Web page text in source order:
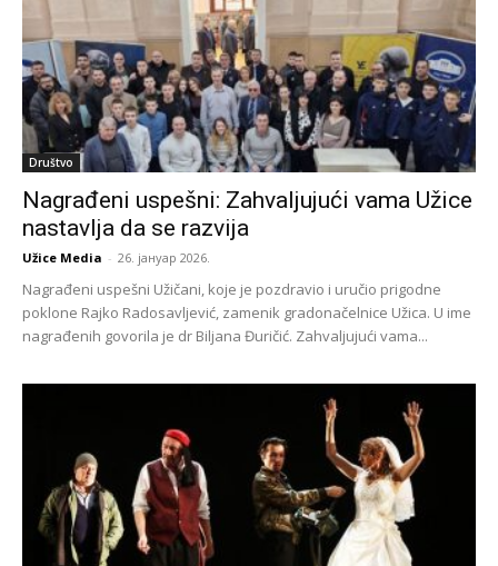
Društvo
Nagrađeni uspešni: Zahvaljujući vama Užice
nastavlja da se razvija
Užice Media - 26. јануар 2026.
Nagrađeni uspešni Užičani, koje je pozdravio i uručio prigodne
poklone Rajko Radosavljević, zamenik gradonačelnice Užica. U ime
nagrađenih govorila je dr Biljana Đuričić. Zahvaljujući vama...